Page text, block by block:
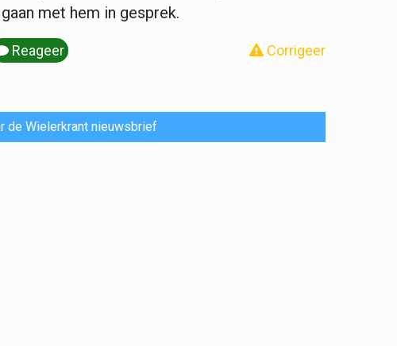
met hem in gesprek.
Reageer Corrigeer
de Wielerkrant nieuwsbrief